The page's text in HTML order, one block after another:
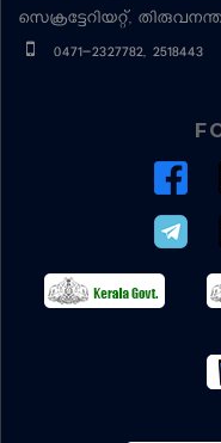
സെക്രട്ടേറിയറ്റ്,
0471-2327782, 2518443